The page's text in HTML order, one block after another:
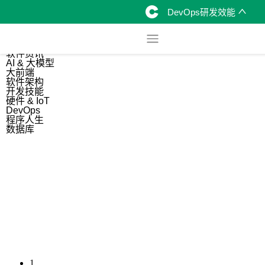
DevOps研发效能
软件资讯
AI & 大模型
大前端
软件架构
开发技能
硬件 & IoT
DevOps
程序人生
数据库
1